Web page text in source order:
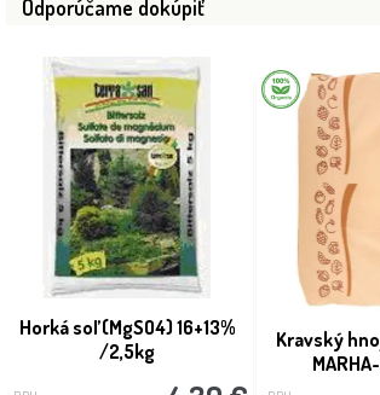
Azalka - Azalea japonica ´Viola´- na
Dostupnosť: skladom
74.20 € s DPH
Odporúčame dokúpiť
Horká soľ (MgSO4) 16+13%
/2,5kg
Kravský